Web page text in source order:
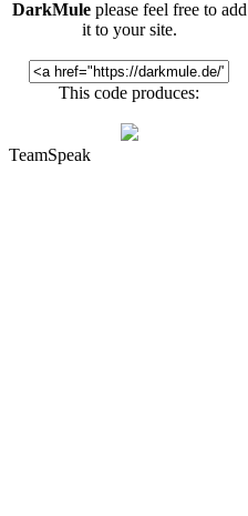
DarkMuleplease feel free to add
it to your site.
This code produces:
TeamSpeak